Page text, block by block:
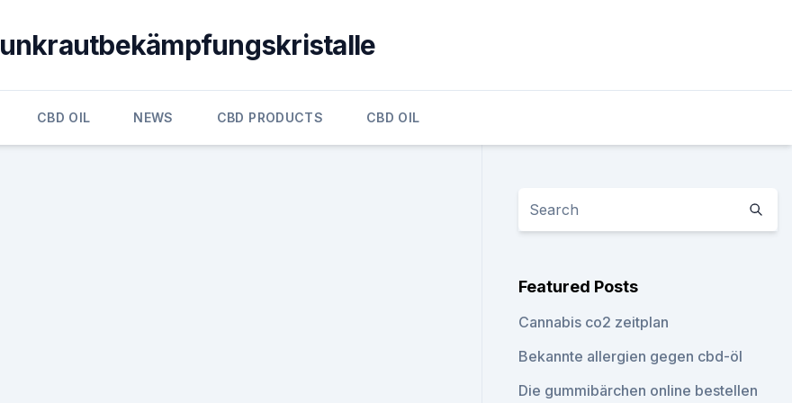
unkrautbekämpfungskristalle
CBD OIL NEWS CBD PRODUCTS CBD OIL
Featured Posts
Cannabis co2 zeitplan
Bekannte allergien gegen cbd-öl
Die gummibärchen online bestellen